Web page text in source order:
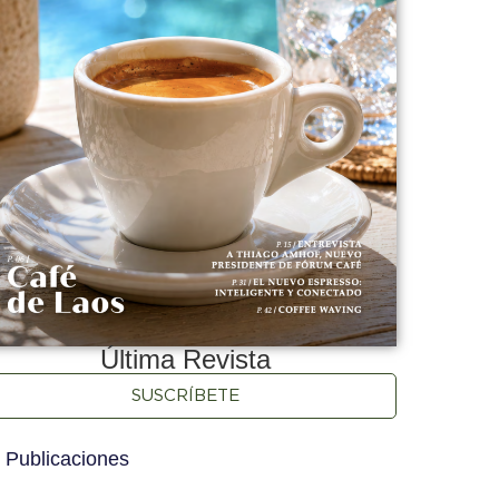
Última Revista
SUSCRÍBETE
Publicaciones